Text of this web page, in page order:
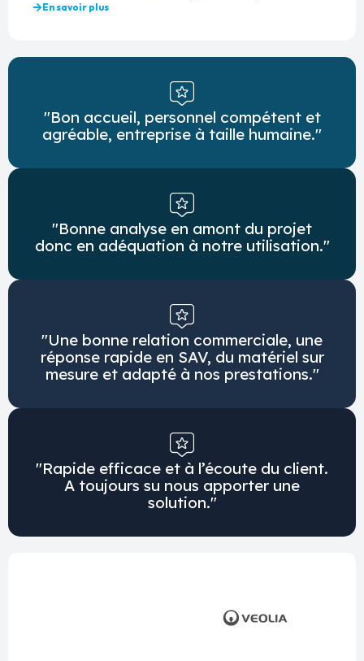
En savoir plus
"Bon accueil, personnel compétent et
agréable, entreprise à taille humaine."
"Bonne analyse en amont du projet
donc en adéquation à notre utilisation."
"Une bonne relation commerciale, une
réponse rapide en SAV, du matériel sur
mesure et adapté à nos prestations."
"Rapide efficace et à l’écoute du client.
A toujours su nous apporter une
solution."